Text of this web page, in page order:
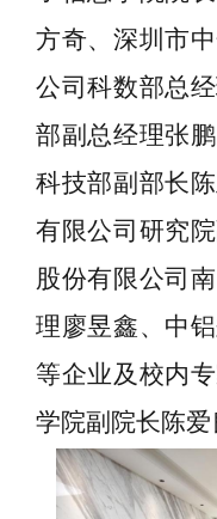
方奇、深圳市
公司科数部总
部副总经理张
科技部副部长
有限公司研究
股份有限公司
理廖昱鑫、中
等企业及校内
学院副院长陈爱